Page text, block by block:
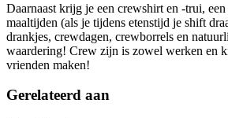
Daarnaast krijg je een crewshirt en -trui, een
maaltijden (als je tijdens etenstijd je shift
drankjes, crewdagen, crewborrels en
waardering! Crew zijn is zowel werken en
vrienden maken!
Gerelateerd aan